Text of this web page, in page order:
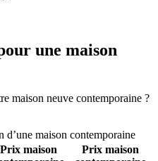
une maison
maison neuve contemporaine ?
maison contemporaine
Prix maison
Prix maison